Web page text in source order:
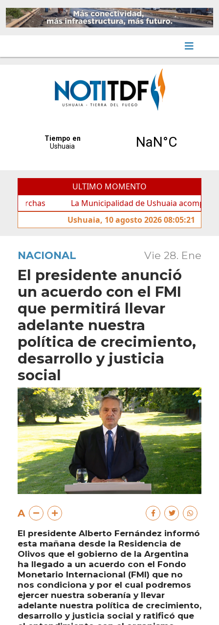
ULTIMO MOMENTO
La Municipalidad de Ushuaia acompañó los
Ushuaia, 10 agosto 2026 08:05:21
NACIONAL Vie 28. Ene
El presidente anunció
un acuerdo con el FMI
que permitirá llevar
adelante nuestra
política de crecimiento,
desarrollo y justicia
social
A
El presidente Alberto Fernández informó
esta mañana desde la Residencia de
Olivos que el gobierno de la Argentina
ha llegado a un acuerdo con el Fondo
Monetario Internacional (FMI) que no
nos condiciona y por el cual podremos
ejercer nuestra soberanía y llevar
adelante nuestra política de crecimiento,
desarrollo y justicia social y ratificó que